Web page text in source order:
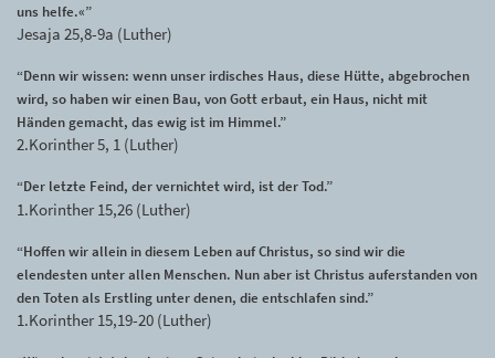
uns helfe.«”
Jesaja 25,8-9a (Luther)
“Denn wir wissen: wenn unser irdisches Haus, diese Hütte, abgebrochen
wird, so haben wir einen Bau, von Gott erbaut, ein Haus, nicht mit
Händen gemacht, das ewig ist im Himmel.”
2.Korinther 5, 1 (Luther)
“Der letzte Feind, der vernichtet wird, ist der Tod.”
1.Korinther 15,26 (Luther)
“Hoffen wir allein in diesem Leben auf Christus, so sind wir die
elendesten unter allen Menschen. Nun aber ist Christus auferstanden von
den Toten als Erstling unter denen, die entschlafen sind.”
1.Korinther 15,19-20 (Luther)